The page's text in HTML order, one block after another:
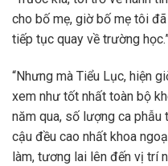
cho bố mẹ, giờ bố mẹ tôi
tiếp tục quay về trường
“Nhưng mà Tiểu Lục, hiện
xem như tốt nhất toàn bộ
năm qua, số lượng ca phẫu
cậu đều cao nhất khoa
làm, tương lai lên đến vị trí